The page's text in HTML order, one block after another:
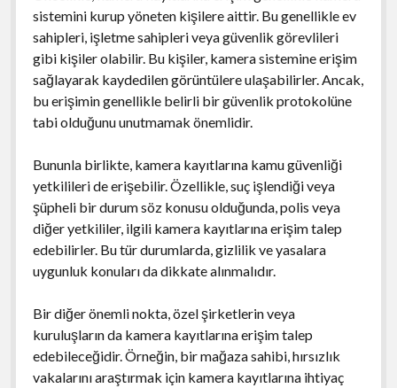
sistemini kurup yöneten kişilere aittir. Bu genellikle ev
sahipleri, işletme sahipleri veya güvenlik görevlileri
gibi kişiler olabilir. Bu kişiler, kamera sistemine erişim
sağlayarak kaydedilen görüntülere ulaşabilirler. Ancak,
bu erişimin genellikle belirli bir güvenlik protokolüne
tabi olduğunu unutmamak önemlidir.
Bununla birlikte, kamera kayıtlarına kamu güvenliği
yetkilileri de erişebilir. Özellikle, suç işlendiği veya
şüpheli bir durum söz konusu olduğunda, polis veya
diğer yetkililer, ilgili kamera kayıtlarına erişim talep
edebilirler. Bu tür durumlarda, gizlilik ve yasalara
uygunluk konuları da dikkate alınmalıdır.
Bir diğer önemli nokta, özel şirketlerin veya
kuruluşların da kamera kayıtlarına erişim talep
edebileceğidir. Örneğin, bir mağaza sahibi, hırsızlık
vakalarını araştırmak için kamera kayıtlarına ihtiyaç